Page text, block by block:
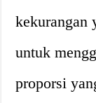
kekurangan
untuk
proporsi